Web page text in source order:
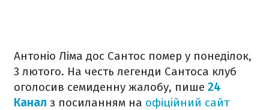
Антоніо Ліма дос Сантос помер у понеділок,
3 лютого. На честь легенди Сантоса клуб
оголосив семиденну жалобу, пише 24
Канал з посиланням на офіційний сайт